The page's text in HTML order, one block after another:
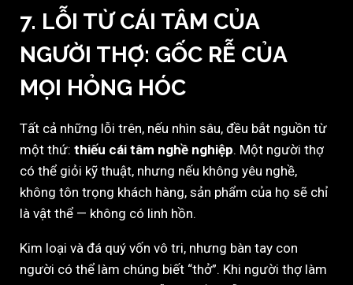
7. LỖI TỪ CÁI TÂM CỦA
NGƯỜI THỢ: GỐC RỄ CỦA
MỌI HỎNG HÓC
Tất cả những lỗi trên, nếu nhìn sâu, đều bắt nguồn từ
một thứ: thiếu cái tâm nghề nghiệp. Một người thợ
có thể giỏi kỹ thuật, nhưng nếu không yêu nghề,
không tôn trọng khách hàng, sản phẩm của họ sẽ chỉ
là vật thể — không có linh hồn.
Kim loại và đá quý vốn vô tri, nhưng bàn tay con
người có thể làm chúng biết “thở”. Khi người thợ làm